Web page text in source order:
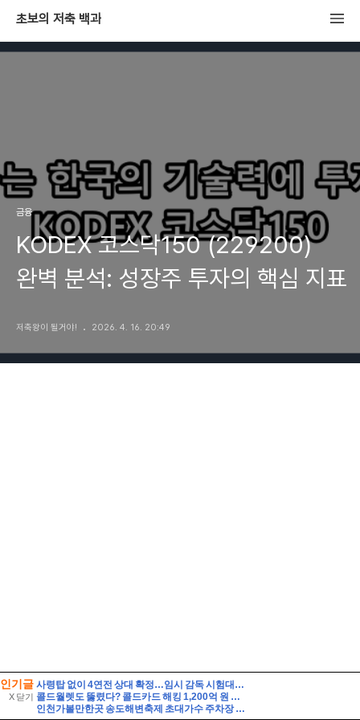
인기글
X 닫기
사령탑 없이 4연전 상대 확정…임시 감독 시험대 / 연합뉴스TV (YonhapnewsTV)
콜드월렛도 뚫렸다? 콜드카드 해킹 1,200억 원 피해와 안전한 대응법
인천가볼만한곳 송도해변축제 초대가수 주차장 연수구 여행